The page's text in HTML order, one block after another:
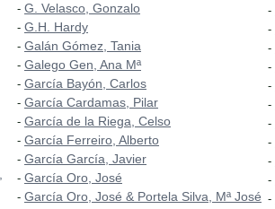
- G. Velasco, Gonzalo
- G.H. Hardy
- Galán Gómez, Tania
- Galego Gen, Ana Mª
- García Bayón, Carlos
- García Cardamas, Pilar
- García de la Riega, Celso
- García Ferreiro, Alberto
- García García, Javier
- García Oro, José
- García Oro, José & Portela Silva, Mª José
-
-
-
-
-
-
-
-
-
-
-